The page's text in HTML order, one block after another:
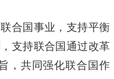
合国事业，支持平衡
支持联合国通过改革
，共同强化联合国作